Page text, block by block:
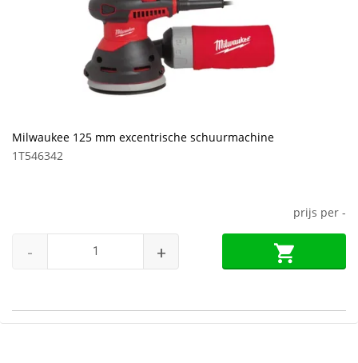
Milwaukee 125 mm excentrische schuurmachine
1T546342
prijs per -
- +